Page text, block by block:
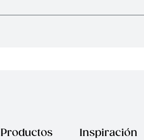
Productos Inspiración